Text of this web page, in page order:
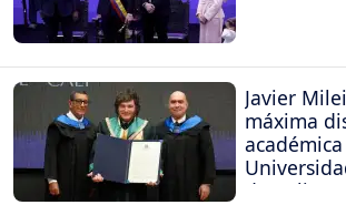
Javier
máxima
de Cali